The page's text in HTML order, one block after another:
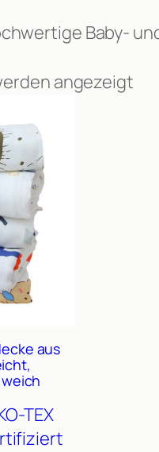
Baby-
angezeigt
aus
TEX